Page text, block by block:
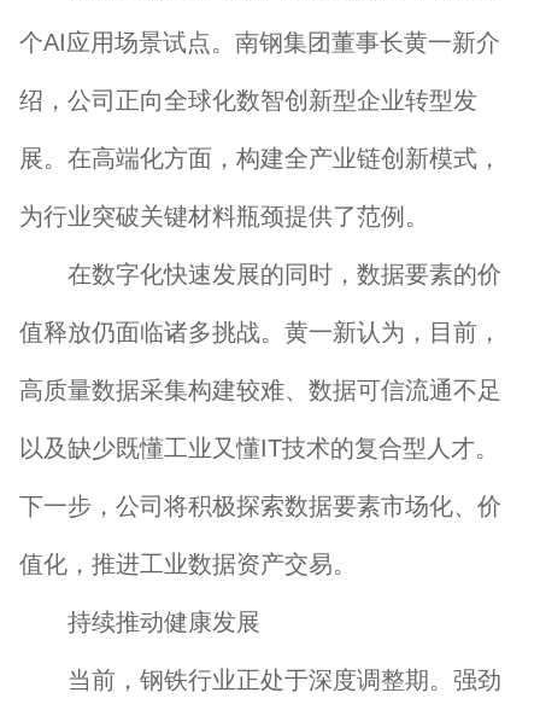
个AI应用场景试点。南钢集团董事长黄一新介
绍，公司正向全球化数智创新型企业转型发
展。在高端化方面，构建全产业链创新模式，
为行业突破关键材料瓶颈提供了范例。
在数字化快速发展的同时，数据要素的价
值释放仍面临诸多挑战。黄一新认为，目前，
高质量数据采集构建较难、数据可信流通不足
以及缺少既懂工业又懂IT技术的复合型人才。
下一步，公司将积极探索数据要素市场化、价
值化，推进工业数据资产交易。
持续推动健康发展
当前，钢铁行业正处于深度调整期。强劲